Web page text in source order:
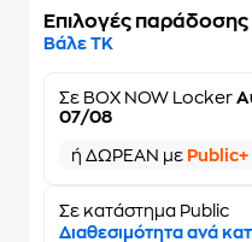
Επιλογές παράδοσης
Βάλε ΤΚ
Σε BOX NOW Locker
07/08
ή ΔΩΡΕΑΝ με
Σε κατάστημα Public
Διαθεσιμότητα ανά